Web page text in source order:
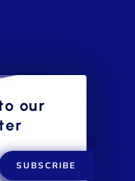
our
SUBSCRIBE